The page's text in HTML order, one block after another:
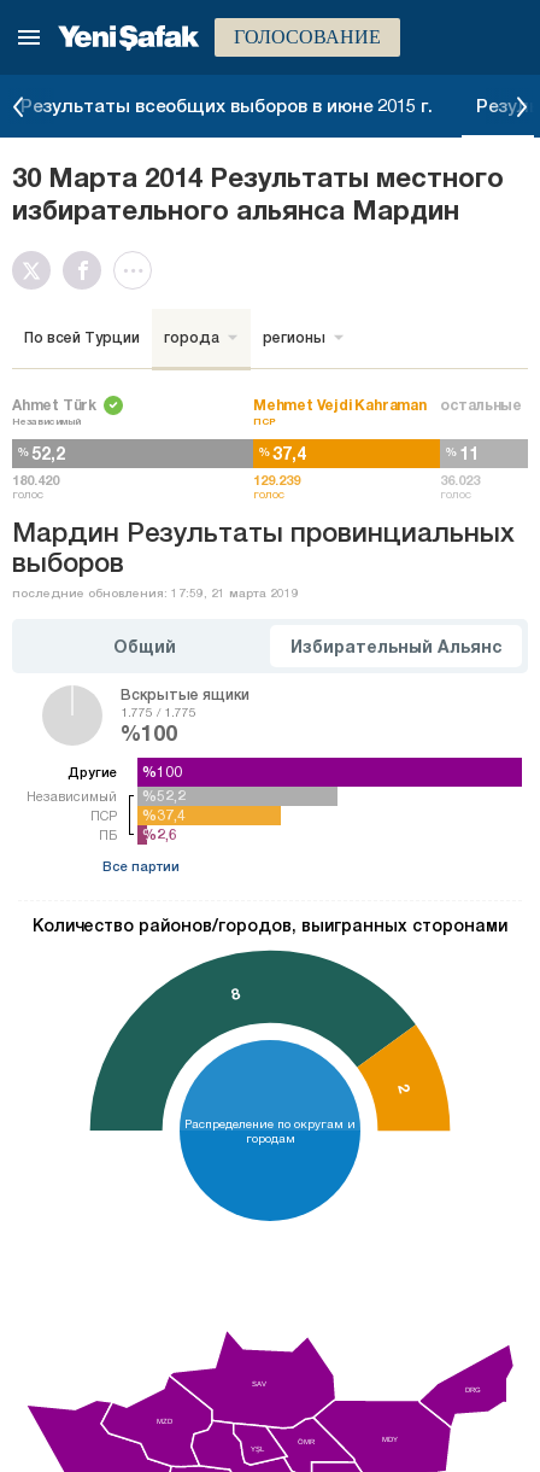
ГОЛОСОВАНИЕ
Результаты всеобщих выборов в июне 2015 г.
30 Марта 2014 Результаты местного
избирательного альянса Мардин
По всей Турции города регионы
Ahmet Türk
Независимый
% 52,2
180.420
голос
Mehmet Vejdi Kahraman
ПСР
%37,4
129.239
голос
остальные
% 11
36.023
голос
Мардин Результаты провинциальных
выборов
последние обновления: 17:59, 21 марта 2019
Общий Избирательный Альянс
Вскрытые ящики
1.775 / 1.775
%100
Другие
Независимый
ПСР
ПБ
%100
%52,2
%37,4
%2,6
%100
%52,2
%37,4
%2,6
Все партии
Количество районов/городов, выигранных сторонами
8
2
Распределение по округам и
городам
MZD
MDY
ÖMR
SAV
DRG
YŞL